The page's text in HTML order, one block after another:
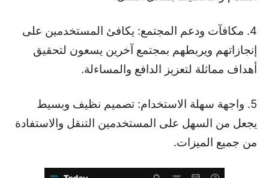
4. مكافآت ودعم المجتمع: يكافئ المستخدمين على
إنجازاتهم ويربطهم بمجتمع آخرين يسعون لتحقيق
أهداف مماثلة لتعزيز الدافع والمساءلة.
5. واجهة سهلة الاستخدام: تصميم نظيف وبسيط
يجعل من السهل على المستخدمين التنقل والاستفادة
من جميع الميزات.